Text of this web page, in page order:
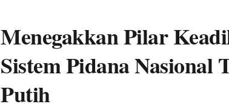
Menegakkan Pilar
Sistem Pidana Nasional
Putih